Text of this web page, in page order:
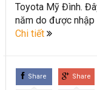
Toyota Mỹ Đình.
năm do được nhập
Chi tiết
Share Share